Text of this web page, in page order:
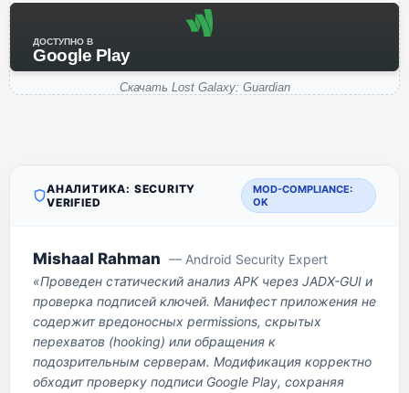
ДОСТУПНО В
Google Play
Скачать Lost Galaxy: Guardian
АНАЛИТИКА: SECURITY
VERIFIED
MOD-COMPLIANCE:
OK
Mishaal Rahman — Android Security Expert
«Проведен статический анализ APK через JADX-GUI и
проверка подписей ключей. Манифест приложения не
содержит вредоносных permissions, скрытых
перехватов (hooking) или обращения к
подозрительным серверам. Модификация корректно
обходит проверку подписи Google Play, сохраняя